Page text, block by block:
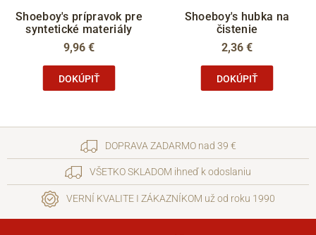
Shoeboy's prípravok pre
syntetické materiály
9,96 €
DOKÚPIŤ
Shoeboy's hubka na
čistenie
2,36 €
DOKÚPIŤ
DOPRAVA ZADARMO nad 39 €
VŠETKO SKLADOM ihneď k odoslaniu
VERNÍ KVALITE I ZÁKAZNÍKOM už od roku 1990